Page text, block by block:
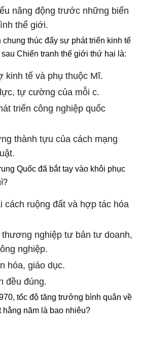
năng động trước những biến
thế giới.
thúc đẩy sự phát triển kinh tế
Chiến tranh thế giới thứ hai là:
kinh tế và phụ thuộc Mĩ.
tự cường của mỗi c.
triển công nghiệp quốc
thành tựu của cách mạng
Quốc đã bắt tay vào khôi phục
cách ruộng đất và hợp tác hóa
thương nghiệp tư bản tư doanh,
nghiệp.
hóa, giáo dục.
đều đúng.
tốc độ tăng trưởng bình quân về
năm là bao nhiêu?